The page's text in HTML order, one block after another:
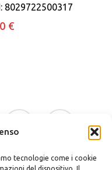
tecnologie come i cookie
8029722500317
€
whatsapp tiktok